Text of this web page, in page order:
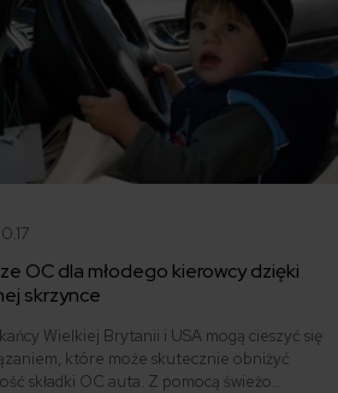
OC dla młodego kierowcy dzięki
skrzynce
Wielkiej Brytanii i USA mogą cieszyć się
które może skutecznie obniżyć
składki OC auta. Z pomocą świeżo